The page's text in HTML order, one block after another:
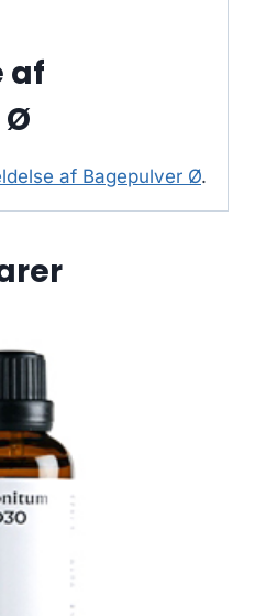
af
Ø
af Bagepulver Ø.